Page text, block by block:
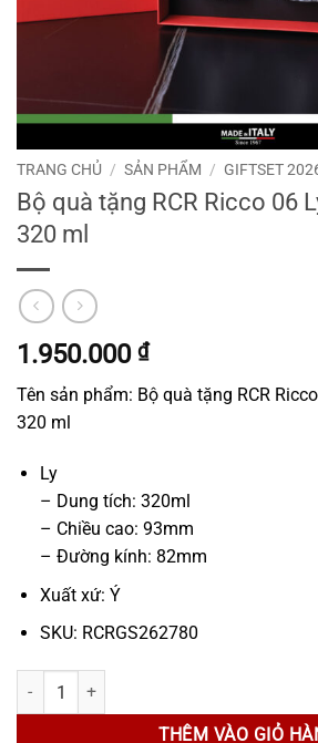
TRANG CHỦ / SẢN PHẨM / GIFTSET
Bộ quà tặng RCR Ricco 06
320 ml
1.950.000 ₫
Tên sản phẩm: Bộ quà tặng RCR
320 ml
Ly
– Dung tích: 320ml
– Chiều cao: 93mm
– Đường kính: 82mm
Xuất xứ: Ý
SKU: RCRGS262780
Bộ quà tặng RCR Ricco 06 Ly Oasis Dof 320
THÊM VÀO GIỎ